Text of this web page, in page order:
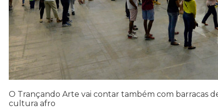
O Trançando Arte vai contar também com barracas
cultura afro